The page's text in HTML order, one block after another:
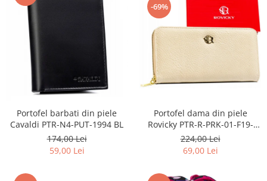
Portofel barbati din piele
Cavaldi PTR-N4-PUT-1994 BL
174,00 Lei
59,00 Lei
-69%
Portofel dama din piele
Rovicky PTR-R-PRK-01-F19-
2757 BE
224,00 Lei
69,00 Lei